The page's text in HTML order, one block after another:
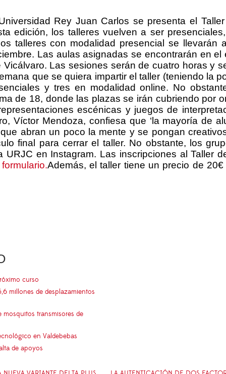
Rey Juan Carlos se presenta el
edición, los talleres vuelven a ser
talleres con modalidad presencial se
Las aulas asignadas se encontrarán en
Las sesiones serán de cuatro horas y
que se quiera impartir el taller (teniendo la
y tres en modalidad online. No
de 18, donde las plazas se irán cubriendo por
escénicas y juegos de
Víctor Mendoza, confiesa que ‘la mayoría de
abran un poco la mente y se pongan
final para cerrar el taller. No obstante, los
en Instagram. Las inscripciones al Taller
Además, el taller tiene un precio de
curso
millones de desplazamientos
transmisores de
en Valdebebas
de apoyos